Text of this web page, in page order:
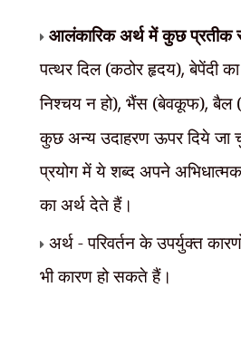
आलंकारिक अर्थ में कुछ प्रतीक
पत्थर दिल (कठोर हृदय),बेपेंदी
निश्चय न हो), भैंस (बेवकूफ),बैल
कुछ अन्य उदाहरण ऊपर दिये
प्रयोग में ये शब्द अपने
का अर्थ देते हैं।
अर्थ - परिवर्तन के उपर्युक्त
भी कारण हो सकते हैं।